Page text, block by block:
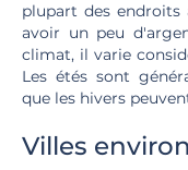
plupart des endroits
avoir un peu
climat, il varie
Les étés sont
que les hivers
Villes